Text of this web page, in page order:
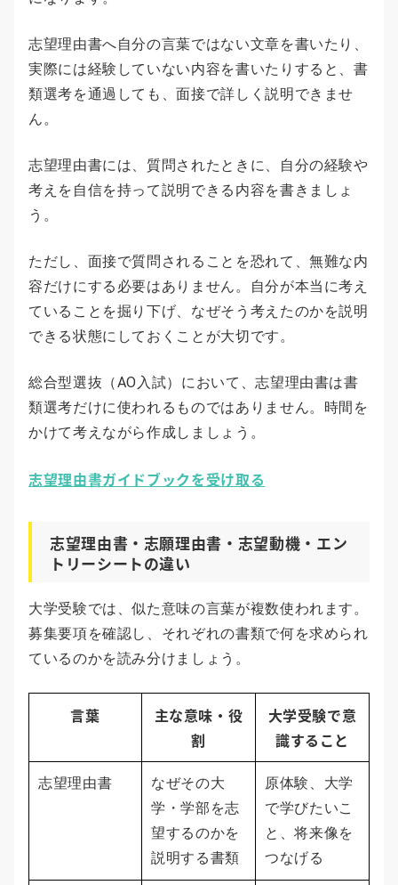
志望理由書へ自分の言葉ではない文章を書いたり、
実際には経験していない内容を書いたりすると、書
類選考を通過しても、面接で詳しく説明できませ
ん。
志望理由書には、質問されたときに、自分の経験や
考えを自信を持って説明できる内容を書きましょ
う。
ただし、面接で質問されることを恐れて、無難な内
容だけにする必要はありません。自分が本当に考え
ていることを掘り下げ、なぜそう考えたのかを説明
できる状態にしておくことが大切です。
総合型選抜（AO入試）において、志望理由書は書
類選考だけに使われるものではありません。時間を
かけて考えながら作成しましょう。
志望理由書ガイドブックを受け取る
志望理由書・志願理由書・志望動機・エン
トリーシートの違い
大学受験では、似た意味の言葉が複数使われます。
募集要項を確認し、それぞれの書類で何を求められ
ているのかを読み分けましょう。
言葉
主な意味・役
割
大学受験で意
識すること
志望理由書
なぜその大
学・学部を志
望するのかを
説明する書類
原体験、大学
で学びたいこ
と、将来像を
つなげる